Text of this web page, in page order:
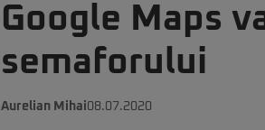
Google Maps
semaforului
Aurelian Mihai08.07.2020